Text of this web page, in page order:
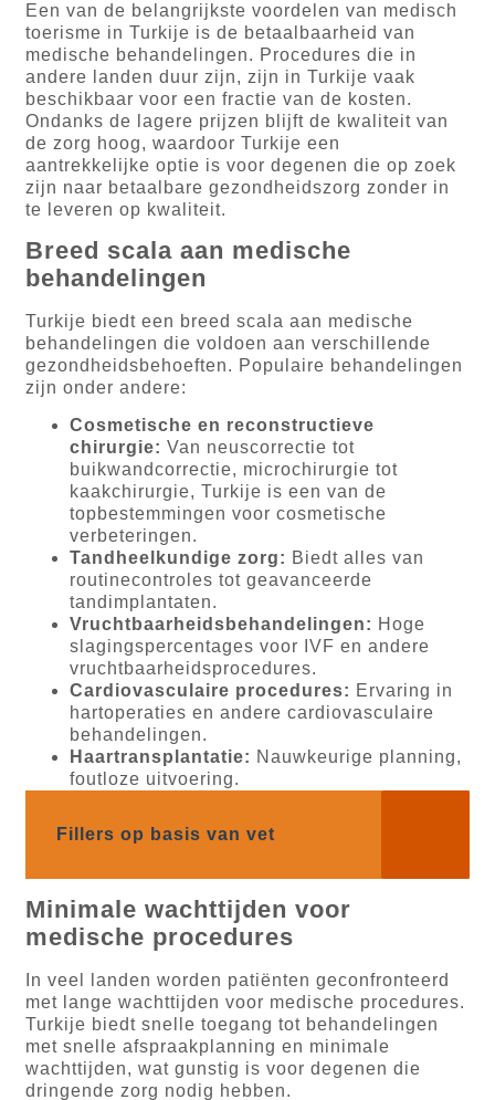
Een van de belangrijkste voordelen van medisch
toerisme in Turkije is de betaalbaarheid van
medische behandelingen. Procedures die in
andere landen duur zijn, zijn in Turkije vaak
beschikbaar voor een fractie van de kosten.
Ondanks de lagere prijzen blijft de kwaliteit van
de zorg hoog, waardoor Turkije een
aantrekkelijke optie is voor degenen die op zoek
zijn naar betaalbare gezondheidszorg zonder in
te leveren op kwaliteit.
Breed scala aan medische
behandelingen
Turkije biedt een breed scala aan medische
behandelingen die voldoen aan verschillende
gezondheidsbehoeften. Populaire behandelingen
zijn onder andere:
Cosmetische en reconstructieve
chirurgie: Van neuscorrectie tot
buikwandcorrectie, microchirurgie tot
kaakchirurgie, Turkije is een van de
topbestemmingen voor cosmetische
verbeteringen.
Tandheelkundige zorg: Biedt alles van
routinecontroles tot geavanceerde
tandimplantaten.
Vruchtbaarheidsbehandelingen: Hoge
slagingspercentages voor IVF en andere
vruchtbaarheidsprocedures.
Cardiovasculaire procedures: Ervaring in
hartoperaties en andere cardiovasculaire
behandelingen.
Haartransplantatie: Nauwkeurige planning,
foutloze uitvoering.
Fillers op basis van vet
Minimale wachttijden voor
medische procedures
In veel landen worden patiënten geconfronteerd
met lange wachttijden voor medische procedures.
Turkije biedt snelle toegang tot behandelingen
met snelle afspraakplanning en minimale
wachttijden, wat gunstig is voor degenen die
dringende zorg nodig hebben.